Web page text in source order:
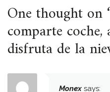
One thought on
comparte
disfruta de la
Monex says: